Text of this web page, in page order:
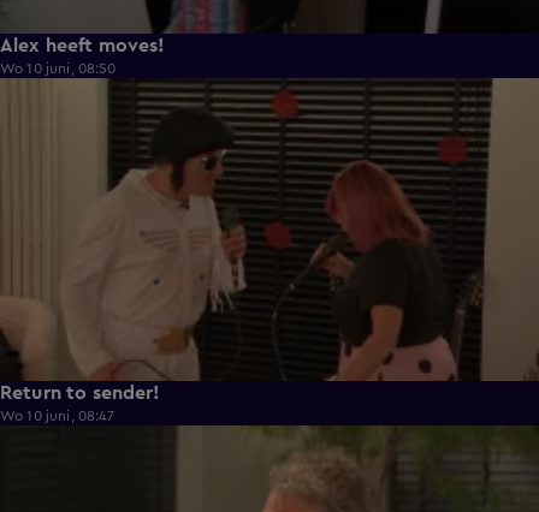
Alex heeft moves!
Wo 10 juni, 08:50
Return to sender!
Wo 10 juni, 08:47